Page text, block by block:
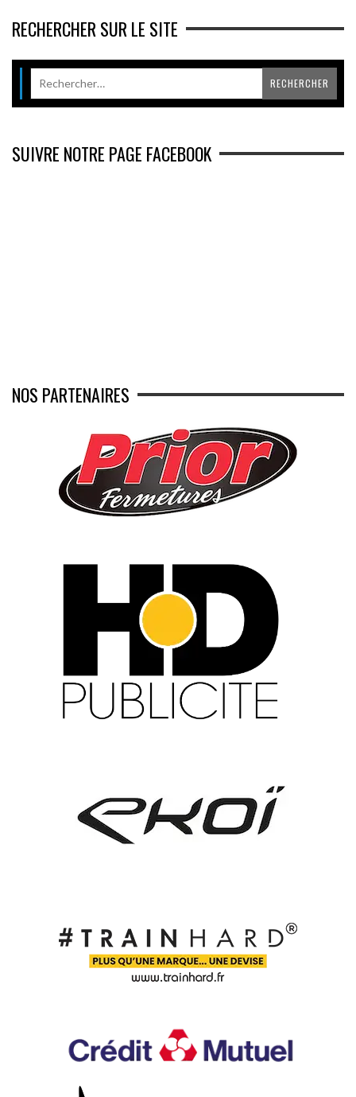
RECHERCHER SUR LE SITE
SUIVRE NOTRE PAGE FACEBOOK
NOS PARTENAIRES